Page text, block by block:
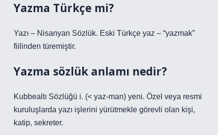
Yazma Türkçe mi?
Yazı – Nisanyan Sözlük. Eski Türkçe yaz – “yazmak”
fiilinden türemiştir.
Yazma sözlük anlamı nedir?
Kubbealtı Sözlüğü i. (< yaz-man) yeni. Özel veya resmi
kuruluşlarda yazı işlerini yürütmekle görevli olan kişi,
katip, sekreter.